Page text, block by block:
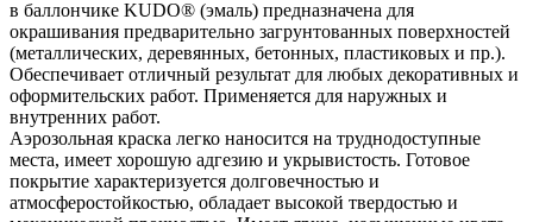
в баллончике KUDO® (эмаль) предназначена для
окрашивания предварительно загрунтованных поверхностей
(металлических, деревянных, бетонных, пластиковых и пр.).
Обеспечивает отличный результат для любых декоративных и
оформительских работ. Применяется для наружных и
внутренних работ.
Аэрозольная краска легко наносится на труднодоступные
места, имеет хорошую адгезию и укрывистость. Готовое
покрытие характеризуется долговечностью и
атмосферостойкостью, обладает высокой твердостью и